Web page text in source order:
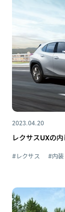
2023.04.20
レクサスUXの
#レクサス #内装